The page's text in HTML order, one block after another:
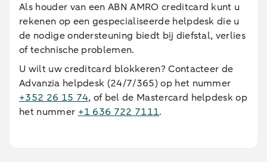
Als houder van een ABN AMRO creditcard kunt u
rekenen op een gespecialiseerde helpdesk die u
de nodige ondersteuning biedt bij diefstal, verlies
of technische problemen.
U wilt uw creditcard blokkeren? Contacteer de
Advanzia helpdesk (24/7/365) op het nummer
+352 26 15 74, of bel de Mastercard helpdesk op
het nummer +1 636 722 7111.